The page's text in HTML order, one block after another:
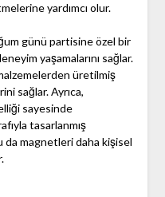
yardımcı olur.
günü partisine özel bir
yaşamalarını sağlar.
üretilmiş
sağlar. Ayrıca,
sayesinde
tasarlanmış
magnetleri daha kişisel